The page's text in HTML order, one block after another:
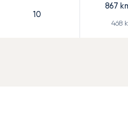
10
867
468